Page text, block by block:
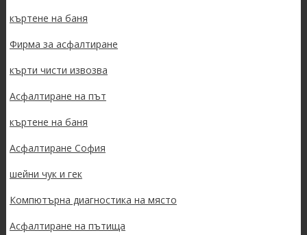
къртене на баня
Фирма за асфалтиране
кърти чисти извозва
Асфалтиране на път
къртене на баня
Асфалтиране София
шейни чук и гек
Компютърна диагностика на място
Асфалтиране на пътища